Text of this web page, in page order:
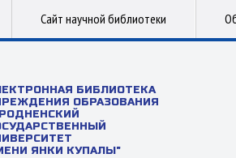
Сайт научной библиотеки
БИБЛИОТЕКА
ОБРАЗОВАНИЯ
ЯНКИ КУПАЛЫ"